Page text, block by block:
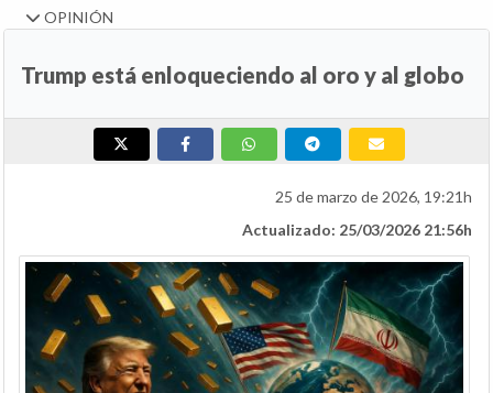
OPINIÓN
Trump está enloqueciendo al oro y al globo
25 de marzo de 2026, 19:21h
Actualizado: 25/03/2026 21:56h